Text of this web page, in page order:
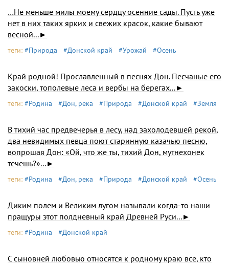
…Не меньше милы моему сердцу осенние сады. Пусть уже
нет в них таких ярких и свежих красок, какие бывают
весной...►
теги: #Природа #Донской край #Урожай #Осень
Край родной! Прославленный в песнях Дон. Песчаные его
закоски, тополевые леса и вербы на берегах...►
теги: #Родина #Дон, река #Природа #Донской край #Земля
В тихий час предвечерья в лесу, над захолодевшей рекой,
два невидимых певца поют старинную казачью песню,
вопрошая Дон: «Ой, что же ты, тихий Дон, мутнехонек
течешь?»...►
теги: #Родина #Дон, река #Природа #Донской край #Осень
Диким полем и Великим лугом называли когда-то наши
пращуры этот полдневный край Древней Руси...►
теги: #Родина #Донской край
С сыновней любовью относятся к родному краю все, кто